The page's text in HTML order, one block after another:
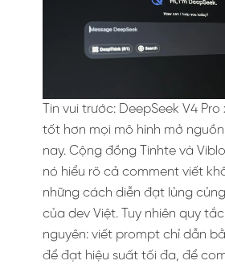
Tin vui trước: DeepSeek V4
tốt hơn mọi mô hình mở
nay. Cộng đồng Tinhte và
nó hiểu rõ cả comment viết
những cách diễn đạt lủng
của dev Việt. Tuy nhiên quy
nguyên: viết prompt chỉ dẫn
để đạt hiệu suất tối đa, để